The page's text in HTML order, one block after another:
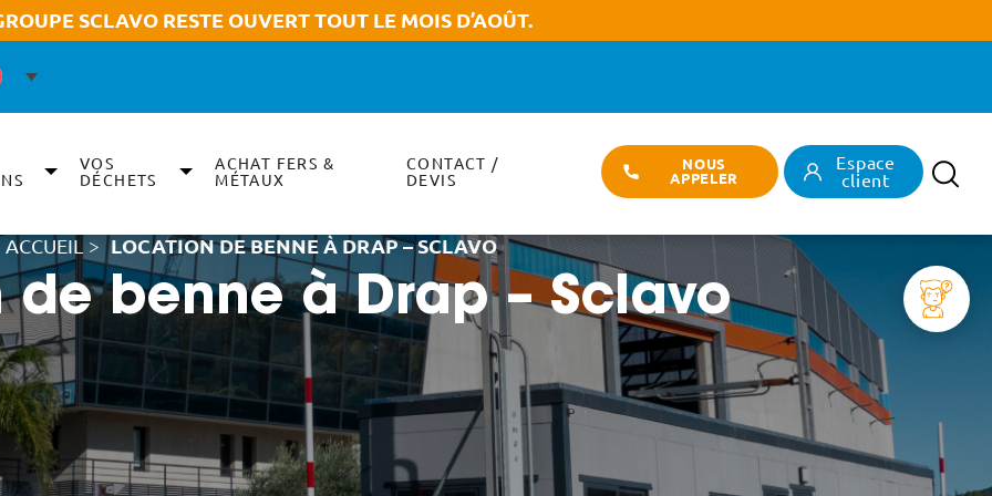
SCLAVO RESTE OUVERT TOUT LE MOIS D’AOÛT.
VOS
DÉCHETS
ACHAT FERS &
MÉTAUX
CONTACT /
DEVIS
NOUS
APPELER
Espace
client
Recherche
ACCUEIL > LOCATION DE BENNE À DRAP – SCLAVO
benne à Drap – Sclavo